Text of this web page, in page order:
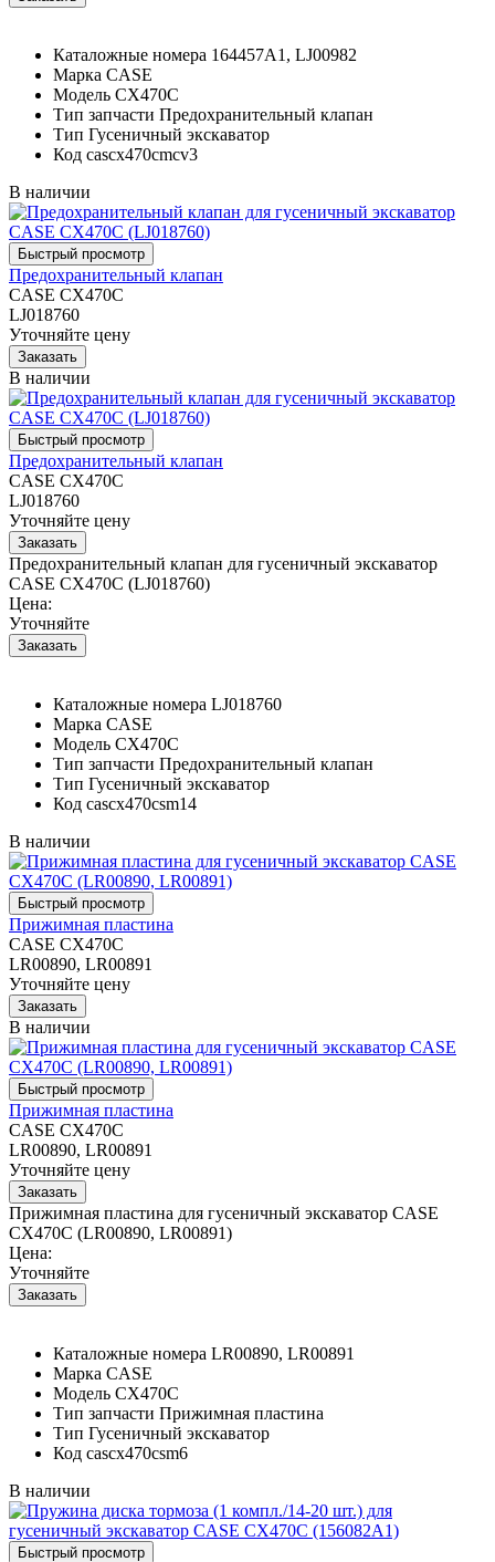
Каталожные номера 164457A1, LJ00982
Марка CASE
Модель CX470C
Тип запчасти Предохранительный клапан
Тип Гусеничный экскаватор
Код cascx470cmcv3
В наличии
Предохранительный клапан
CASE CX470C
LJ018760
Уточняйте цену
В наличии
Предохранительный клапан
CASE CX470C
LJ018760
Уточняйте цену
Предохранительный клапан для гусеничный экскаватор
CASE CX470C (LJ018760)
Цена:
Уточняйте
Каталожные номера LJ018760
Марка CASE
Модель CX470C
Тип запчасти Предохранительный клапан
Тип Гусеничный экскаватор
Код cascx470csm14
В наличии
Прижимная пластина
CASE CX470C
LR00890, LR00891
Уточняйте цену
В наличии
Прижимная пластина
CASE CX470C
LR00890, LR00891
Уточняйте цену
Прижимная пластина для гусеничный экскаватор CASE
CX470C (LR00890, LR00891)
Цена:
Уточняйте
Каталожные номера LR00890, LR00891
Марка CASE
Модель CX470C
Тип запчасти Прижимная пластина
Тип Гусеничный экскаватор
Код cascx470csm6
В наличии